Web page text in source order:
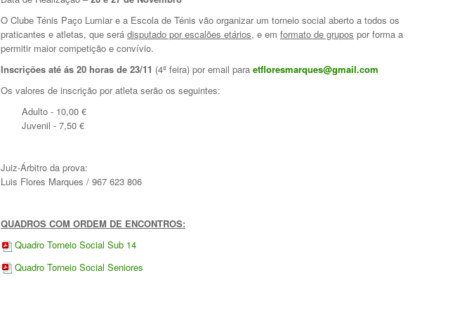
O Clube Ténis Paço Lumiar e a Escola de Ténis vão organizar um torneio social aberto a todos os
praticantes e atletas, que será disputado por escalões etários, e em formato de grupos por forma a
permitir maior competição e convívio.
Inscrições até ás 20 horas de 23/11 (4ª feira) por email para etfloresmarques@gmail.com
Os valores de inscrição por atleta serão os seguintes:
Adulto - 10,00 €
Juvenil - 7,50 €
Juiz-Árbitro da prova:
Luis Flores Marques / 967 623 806
QUADROS COM ORDEM DE ENCONTROS:
Quadro Torneio Social Sub 14
Quadro Torneio Social Seniores